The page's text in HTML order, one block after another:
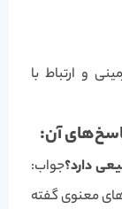
و ارتباط با
آن:
جواب:
معنوی گفته